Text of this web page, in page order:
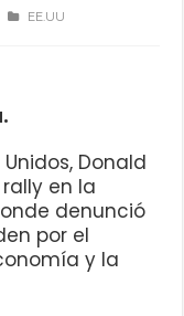
EE.UU
Donald
en la
denunció
por el
y la